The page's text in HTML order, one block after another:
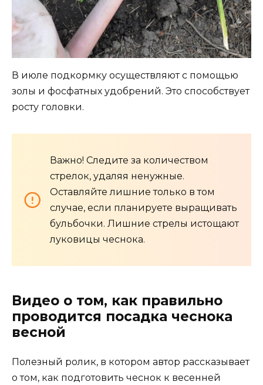
В июле подкормку осуществляют с помощью
золы и фосфатных удобрений. Это способствует
росту головки.
Важно! Следите за количеством
стрелок, удаляя ненужные.
Оставляйте лишние только в том
случае, если планируете выращивать
бульбочки. Лишние стрелы истощают
луковицы чеснока.
Видео о том, как правильно
проводится посадка чеснока
весной
Полезный ролик, в котором автор рассказывает
о том, как подготовить чеснок к весенней